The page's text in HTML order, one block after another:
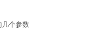
几个参数